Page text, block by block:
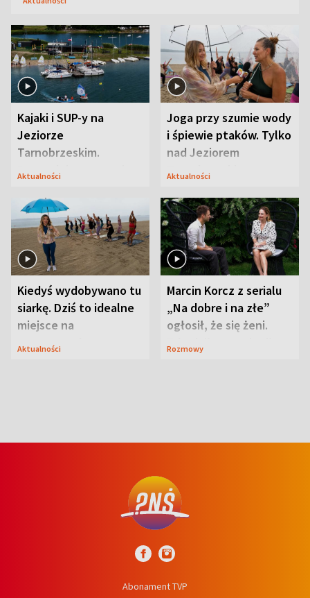
Kajaki i SUP-y na
Jeziorze
Tarnobrzeskim.
Przyrodnicy zwracają
Aktualności
Joga przy szumie wody
i śpiewie ptaków. Tylko
nad Jeziorem
Tarnobrzeskim
Aktualności
Kiedyś wydobywano tu
siarkę. Dziś to idealne
miejsce na
wypoczynek
Aktualności
Marcin Korcz z serialu
„Na dobre i na złe”
ogłosił, że się żeni.
Zdradził, co zmienił
Rozmowy
Abonament TVP